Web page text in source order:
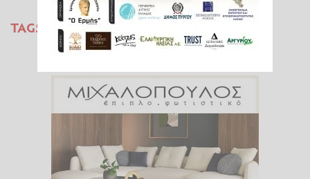
TAGS: ΑΠΟΨΙΛΩΣΗ
ΔΕΝΤΡΑ
ΗΛΕΙΑ